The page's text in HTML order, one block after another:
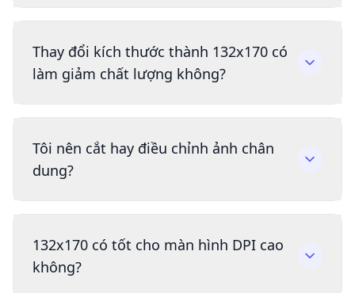
Thay đổi kích thước thành 132x170 có
làm giảm chất lượng không?
Tôi nên cắt hay điều chỉnh ảnh chân
dung?
132x170 có tốt cho màn hình DPI cao
không?